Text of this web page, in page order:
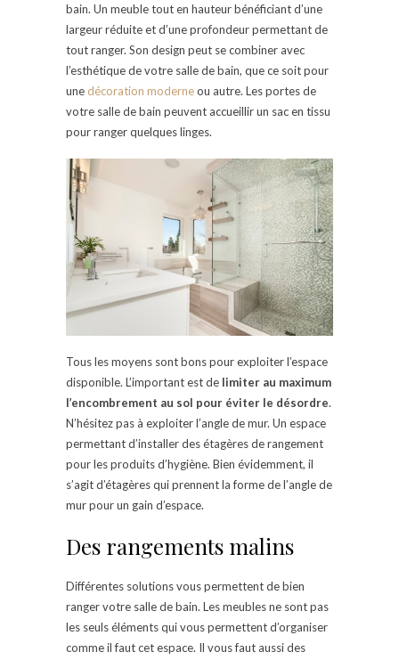
bain. Un meuble tout en hauteur bénéficiant d’une
largeur réduite et d’une profondeur permettant de
tout ranger. Son design peut se combiner avec
l’esthétique de votre salle de bain, que ce soit pour
une décoration moderneou autre. Les portes de
votre salle de bain peuvent accueillir un sac en tissu
pour ranger quelques linges.
Tous les moyens sont bons pour exploiter l’espace
disponible. L’important est de limiter au maximum
l’encombrement au sol pour éviter le désordre.
N’hésitez pas à exploiter l’angle de mur. Un espace
permettant d’installer des étagères de rangement
pour les produits d’hygiène. Bien évidemment, il
s’agit d’étagères qui prennent la forme de l’angle de
mur pour un gain d’espace.
Des rangements malins
Différentes solutions vous permettent de bien
ranger votre salle de bain. Les meubles ne sont pas
les seuls éléments qui vous permettent d’organiser
comme il faut cet espace. Il vous faut aussi des